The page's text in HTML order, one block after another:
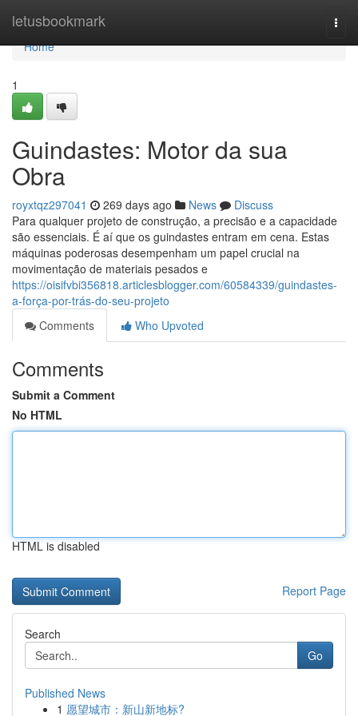
letusbookmark
Home
Home
1
Guindastes: Motor da sua
Obra
royxtqz297041 269 days ago News
Discuss
Para qualquer projeto de construção, a precisão e a capacidade
são essenciais. É aí que os guindastes entram em cena. Estas
máquinas poderosas desempenham um papel crucial na
movimentação de materiais pesados e
https://oisifvbi356818.articlesblogger.com/60584339/guindastes-
a-força-por-trás-do-seu-projeto
Comments
Who Upvoted
Comments
Submit a Comment
No HTML
HTML is disabled
Report Page
Search
Go
Published News
1 愿望城市：新山新地标?